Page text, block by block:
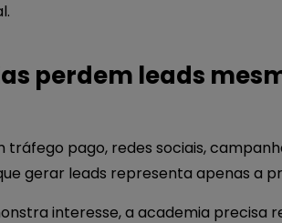
perdem leads
tráfego pago, redes sociais,
gerar leads representa apenas a
interesse, a academia